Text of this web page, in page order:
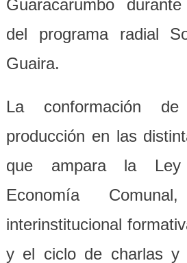
Guaracarumbo
del programa radial
Guaira.
La conformación
producción en las
que ampara la Ley
Economía
interinstitucional
y el ciclo de charlas y